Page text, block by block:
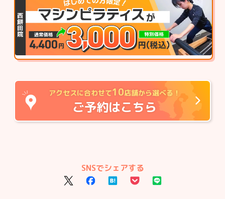
アクセスに合わせて10店舗から選べる！
ご予約はこちら
SNSでシェアする